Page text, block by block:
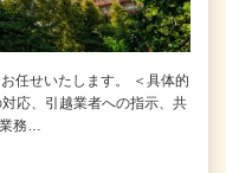
任せいたします。 ＜具体的
応、引越業者への指示、共
業務…